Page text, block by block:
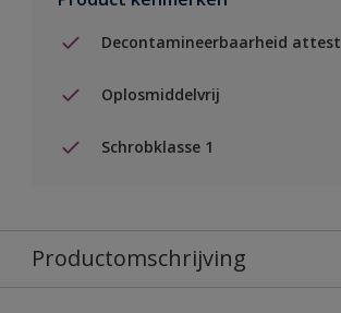
Decontamineerbaarheid attest
Oplosmiddelvrij
Schrobklasse 1
Productomschrijving